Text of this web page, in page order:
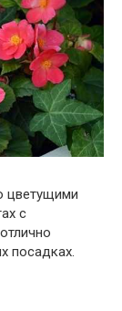
цветущими
с
посадках.